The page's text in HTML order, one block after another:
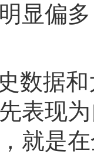
显偏
数据
表现
就是